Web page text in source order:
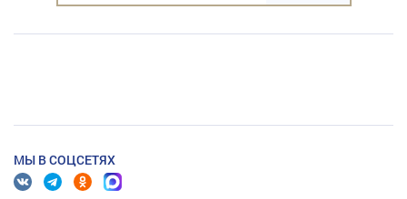
МЫ В СОЦСЕТЯХ